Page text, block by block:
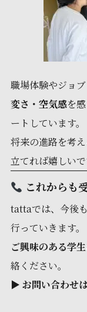
職場体験やジョ
変さ・空気感を
ートしています。
将来の進路を考
立てれば嬉しいで
これからも
tattaでは、今後
行っていきます。
ご興味のある学
絡ください。
▶︎ お問い合わせ